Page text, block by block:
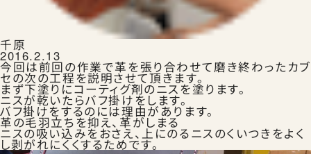
生田ランドセルのこと
生田ランドセルにふれる
千原
2016.2.13
今回は前回の作業で革を張り合わせて磨き終わったカブ
セの次の工程を説明させて頂きます。
まず下塗りにコーティグ剤のニスを塗ります。
ニスが乾いたらバフ掛けをします。
バフ掛けをするのには理由があります。
革の毛羽立ちを抑え、革がしまる
ニスの吸い込みをおさえ、上にのるニスのくいつきをよく
し剥がれにくくするためです。